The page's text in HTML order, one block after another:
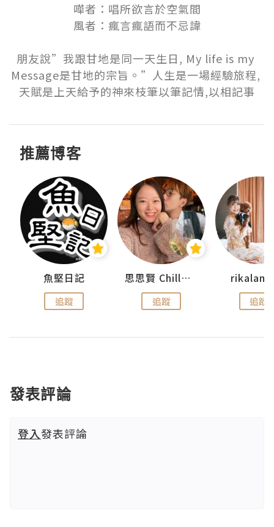
嘩者：唱所欲言於空氣間
風者：瘋言瘋語而不忌諱
朋友說”我跟甘地是同一天生日, My life is my
Message是甘地的宗旨。”人生是一場經驗旅程,
天賦是上天給予的神來枝筆以筆記情,以相記事
推薦博客
魚堅日記
追蹤
思思賢 ChillMyBabe
追蹤 追蹤
發表評論
登入發表評論